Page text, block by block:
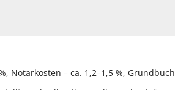
– ca. 1,2–1,5 %,